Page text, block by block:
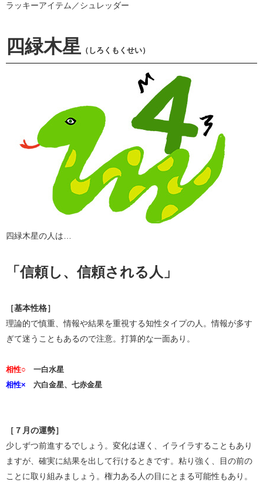
ラッキーアイテム／シュレッダー
四緑木星 （しろくもくせい）
四緑木星の人は…
「信頼し、信頼される人」
［基本性格］
理論的で慎重、情報や結果を重視する知性タイプの人。情報が多す
ぎて迷うこともあるので注意。打算的な一面あり。
相性○ 一白水星
相性× 六白金星、七赤金星
［７月の運勢］
少しずつ前進するでしょう。変化は遅く、イライラすることもあり
ますが、確実に結果を出して行けるときです。粘り強く、目の前の
ことに取り組みましょう。権力ある人の目にとまる可能性もあり。